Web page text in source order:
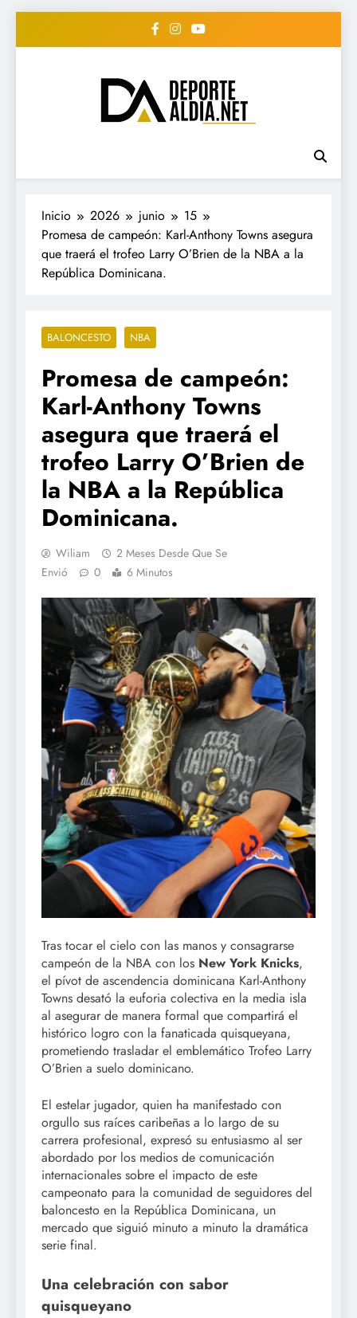
• DEPORTE AL DIA •
"Periodico Deportivo
Digital"
#deportealdiard #deportealdiaperiodico
Inicio 2026 junio
15
Promesa de campeón: Karl-Anthony Towns asegura
que traerá el trofeo Larry O’Brien de la NBA a la
República Dominicana.
BALONCESTO NBA
Promesa de campeón:
Karl-Anthony Towns
asegura que traerá el
trofeo Larry O’Brien de
la NBA a la República
Dominicana.
Wiliam
2 Meses Desde Que Se
Envió
0 6 Minutos
Tras tocar el cielo con las manos y consagrarse
campeón de la NBA con los New York Knicks,
el pívot de ascendencia dominicana Karl-Anthony
Towns desató la euforia colectiva en la media isla
al asegurar de manera formal que compartirá el
histórico logro con la fanaticada quisqueyana,
prometiendo trasladar el emblemático Trofeo Larry
O’Brien a suelo dominicano.
El estelar jugador, quien ha manifestado con
orgullo sus raíces caribeñas a lo largo de su
carrera profesional, expresó su entusiasmo al ser
abordado por los medios de comunicación
internacionales sobre el impacto de este
campeonato para la comunidad de seguidores del
baloncesto en la República Dominicana, un
mercado que siguió minuto a minuto la dramática
serie final.
Una celebración con sabor
quisqueyano